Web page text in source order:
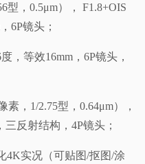
型，0.5μm）， F1.8+OIS
6P镜头；
，等效16mm，6P镜头，
，1/2.75型，0.64μm），
反射结构，4P镜头；
4K实况（可贴图/抠图/涂